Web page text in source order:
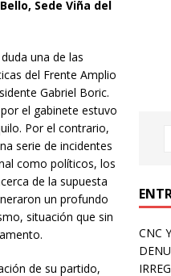
Sede Viña del
una de las
del Frente Amplio
Gabriel Boric.
el gabinete estuvo
Por el contrario,
serie de incidentes
como políticos, los
de la supuesta
un profundo
situación que sin
de su partido,
CNC